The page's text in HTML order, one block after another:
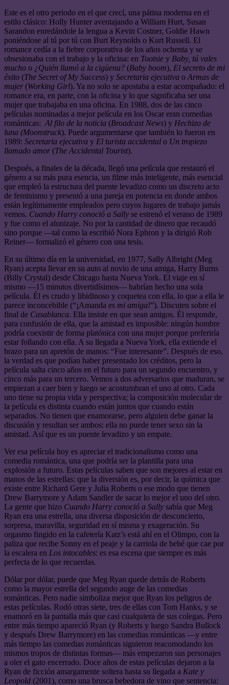
Este es el otro periodo en el que crecí, una pátina moderna en el
estilo clásico: Holly Hunter aventajando a William Hurt, Susan
Sarandon enredándole la lengua a Kevin Costner, Goldie Hawn
poniéndose al tú por tú con Burt Reynolds o Kurt Russell. El
romance cedía a la fiebre corporativa de los años ochenta y se
obsesionaba con el trabajo y la oficina: en Tootsie y Baby, tú vales
mucho o ¿Quién llamó a la cigüena? (Baby boom), El secreto de mi
éxito (The Secret of My Success) y Secretaria ejecutiva o Armas de
mujer (Working Girl). Ya no solo se apostaba a estar acompañado: el
romance era, en parte, con la oficina y lo que significaba ser una
mujer que trabajaba en una oficina. En 1988, dos de las cinco
películas nominadas a mejor película en los Oscar eran comedias
románticas: Al filo de la noticia (Broadcast News) y Hechizo de
luna (Moonstruck). Puede argumentarse que también lo fueron en
1989: Secretaria ejecutiva y El turista accidental o Un tropiezo
llamado amor (The Accidental Tourist).
Después, a finales de la década, llegó una película que restauró el
género a su más pura esencia, un filme más inteligente, más esencial
que empleó la estructura del puente levadizo como un discreto acto
de feminismo y presentó a una pareja en potencia en donde ambos
están legítimamente empleados pero cuyos lugares de trabajo jamás
vemos. Cuando Harry conoció a Sally se estrenó el verano de 1989
y fue como el alunizaje. No por la cantidad de dinero que recaudó
sino porque —tal como la escribió Nora Ephron y la dirigió Rob
Reiner— formalizó el género con una tesis.
En su último día en la universidad, en 1977, Sally Albright (Meg
Ryan) acepta llevar en su auto al novio de una amiga, Harry Burns
(Billy Crystal) desde Chicago hasta Nueva York. El viaje en sí
mismo —15 minutos divertidísimos— habrían hecho una sola
película. Él es crudo y libidinoso y coquetea con ella, lo que a ella le
parece inconcebible (“¡Amanda es mi amiga!”). Discuten sobre el
final de Casablanca. Ella insiste en que sean amigos. Él responde,
para confusión de ella, que la amistad es imposible: ningún hombre
podría coexistir de forma platónica con una mujer porque preferiría
estar follando con ella. A su llegada a Nueva York, ella extiende el
brazo para un apretón de manos: “Fue interesante”. Después de eso,
la verdad es que podían haber presentado los créditos, pero la
película salta cinco años en el futuro para un segundo encuentro, y
cinco más para un tercero. Vemos a dos adversarios que maduran, se
empiezan a caer bien y luego se acostumbran el uno al otro. Cada
uno tiene su propia vida y perspectiva; la composición molecular de
la película es distinta cuando están juntos que cuando están
separados. No tienen que enamorarse, pero alguien debe ganar la
discusión y resultan ser ambos: ella no puede tener sexo sin la
amistad. Así que es un puente levadizo y un empate.
Ver esa película hoy es apreciar el tradicionalismo como una
comedia romántica, una que podría ser la plantilla para una
explosión a futuro. Estas películas saben que son mejores al estar en
manos de las estrellas: que la diversión es, por decir, la química que
existe entre Richard Gere y Julia Roberts o ese modo que tienen
Drew Barrymore y Adam Sandler de sacar lo mejor el uno del otro.
La gente que hizo Cuando Harry conoció a Sally sabía que Meg
Ryan era una estrella, una diversa disposición de desconcierto,
sorpresa, maravilla, seguridad en sí misma y exageración. Su
orgasmo fingido en la cafetería Katz’s está ahí en el Olimpo, con la
paliza que recibe Sonny en el peaje y la carriola de bebé que cae por
la escalera en Los intocables: es esa escena que siempre es más
perfecta de lo que recuerdas.
Dólar por dólar, puede que Meg Ryan quede detrás de Roberts
como la mayor estrella del segundo auge de las comedias
románticas. Pero nadie simboliza mejor que Ryan los peligros de
estas películas. Rodó otras siete, tres de ellas con Tom Hanks, y se
enamoró en la pantalla más que casi cualquiera de sus colegas. Pero
entre más tiempo apareció Ryan (y Roberts y luego Sandra Bullock
y después Drew Barrymore) en las comedias románticas —y entre
más tiempo las comedias románticas siguieron reacomodando los
mismos tropos de distintas formas— más empezaron sus personajes
a oler el gato encerrado. Doce años de estas películas dejaron a la
Ryan de ficción amargamente soltera hasta su llegada a Kate y
Leopold (2001), como una brusca bebedora de vino que sentencia: